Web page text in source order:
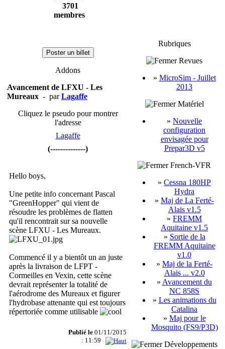
3701
membres
Poster un billet
Addons
Avancement de LFXU - Les
Mureaux - parLagaffe
Cliquez le pseudo pour montrer
l'adresse
Lagaffe
(--------------)
Hello boys,
Une petite info concernant Pascal
"GreenHopper" qui vient de
résoudre les problèmes de flatten
qu'il rencontrait sur sa nouvelle
scène LFXU - Les Mureaux.
Commencé il y a bientôt un an juste
après la livraison de LFPT -
Cormeilles en Vexin, cette scène
devrait représenter la totalité de
l'aérodrome des Mureaux et figurer
l'hydrobase attenante qui est toujours
répertoriée comme utilisable
Publié le 01/11/2015
: 11:59
Rubriques
Revues
» MicroSim - Juillet
2013
Matériel
» Nouvelle
configuration
envisagée pour
Prepar3D v5
French-VFR
» Cessna 180HP
Hydra
» Maj de La Ferté-
Alais v1.5
» FREMM
Aquitaine v1.5
» Sortie de la
FREMM Aquitaine
v1.0
» Maj de la Ferté-
Alais ... v2.0
» Avancement du
NC 858S
» Les animations du
Catalina
» Maj pour le
Mosquito (FS9/P3D)
Développements